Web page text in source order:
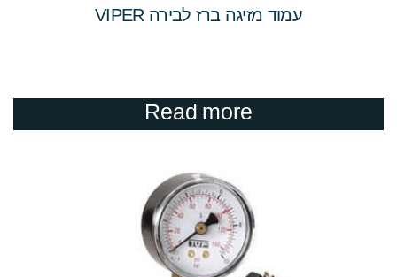
עמוד מזיגה ברז לבירה VIPER
Read more